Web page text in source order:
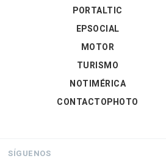
PORTALTIC
EPSOCIAL
MOTOR
TURISMO
NOTIMÉRICA
CONTACTOPHOTO
SÍGUENOS